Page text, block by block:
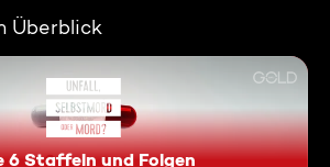
Überblick
6 Staffeln und Folgen